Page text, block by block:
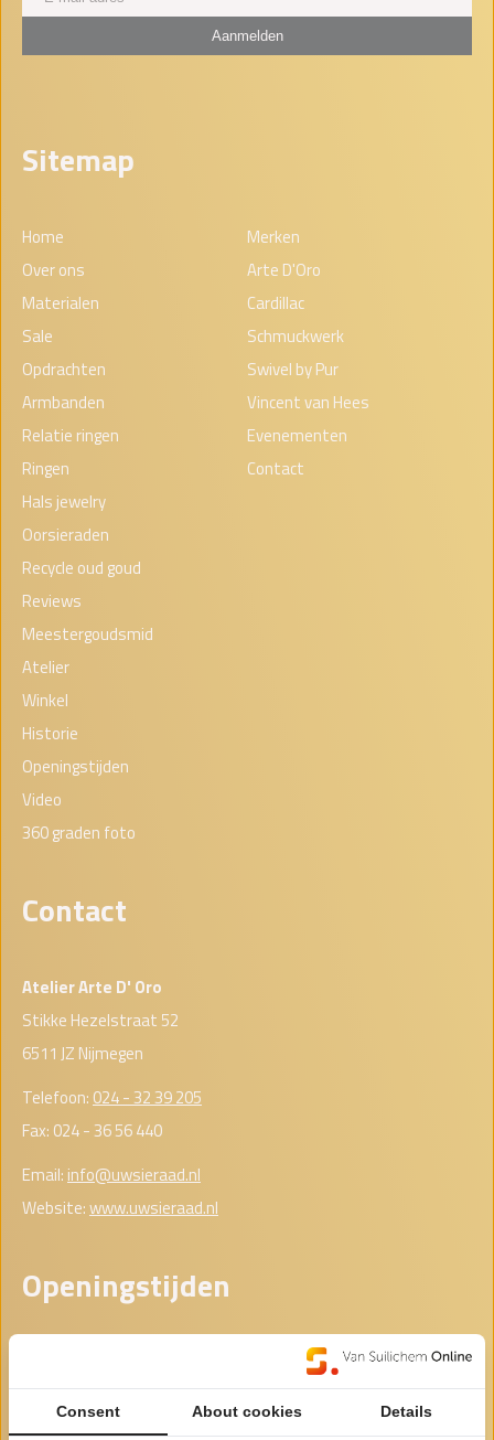
Sitemap
Home
Over ons
Materialen
Sale
Opdrachten
Armbanden
Relatie ringen
Ringen
Hals jewelry
Oorsieraden
Recycle oud goud
Reviews
Meestergoudsmid
Atelier
Winkel
Historie
Openingstijden
Video
360 graden foto
Merken
Arte D'Oro
Cardillac
Schmuckwerk
Swivel by Pur
Vincent van Hees
Evenementen
Contact
Contact
Atelier Arte D' Oro
Stikke Hezelstraat 52
6511 JZ Nijmegen
Telefoon: 024 - 32 39 205
Fax: 024 - 36 56 440
Email: info@uwsieraad.nl
Website:www.uwsieraad.nl
Openingstijden
Dinsdag
Gesloten
Woensdag
Consent About cookies Details